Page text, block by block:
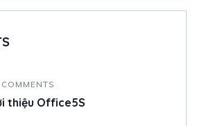
thiệu Office5S